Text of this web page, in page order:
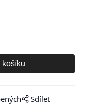
Sdílet